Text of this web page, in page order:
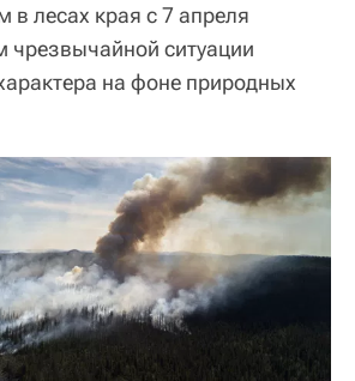
в лесах края с 7 апреля
чрезвычайной ситуации
на фоне природных